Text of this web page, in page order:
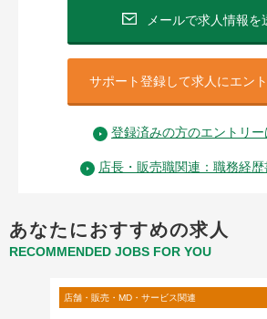
メールで求人情報を
サポート登録して求人にエン
登録済みの方のエントリー
店長・販売職関連：職務経
あなたにおすすめの求人
RECOMMENDED JOBS FOR YOU
店舗・販売・MD・サービス関連